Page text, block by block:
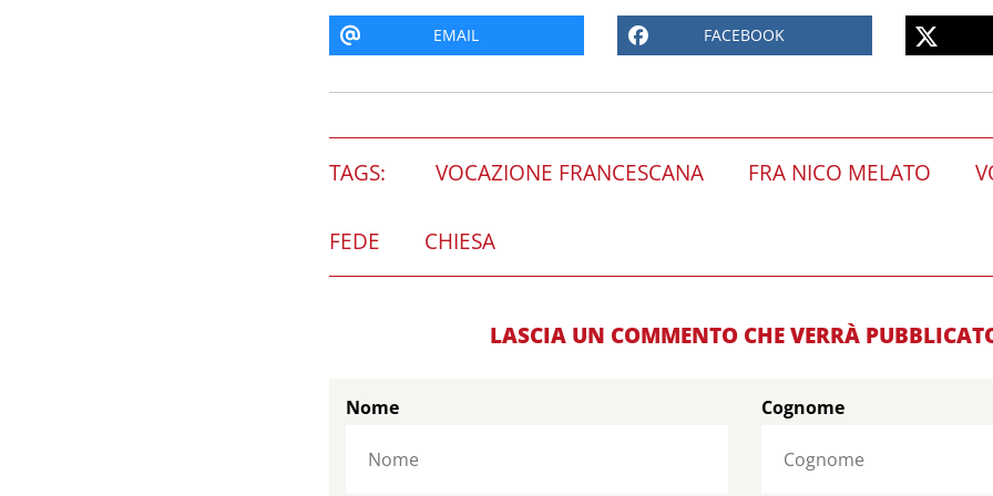
EMAIL FACEBOOK
TAGS: VOCAZIONE FRANCESCANA FRA NICO MELATO
FEDE CHIESA
LASCIA UN COMMENTO CHE VERRÀ
Nome Cognome